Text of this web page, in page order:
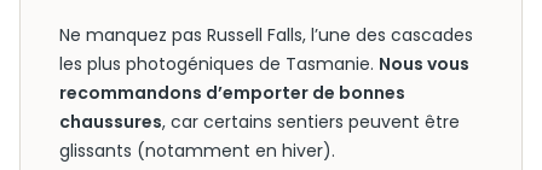
Ne manquez pas Russell Falls, l’une des cascades
les plus photogéniques de Tasmanie. Nous vous
recommandons d’emporter de bonnes
chaussures, car certains sentiers peuvent être
glissants (notamment en hiver).